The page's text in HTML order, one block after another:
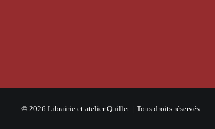
© 2026 Librairie et atelier Quillet. | Tous droits réservés.